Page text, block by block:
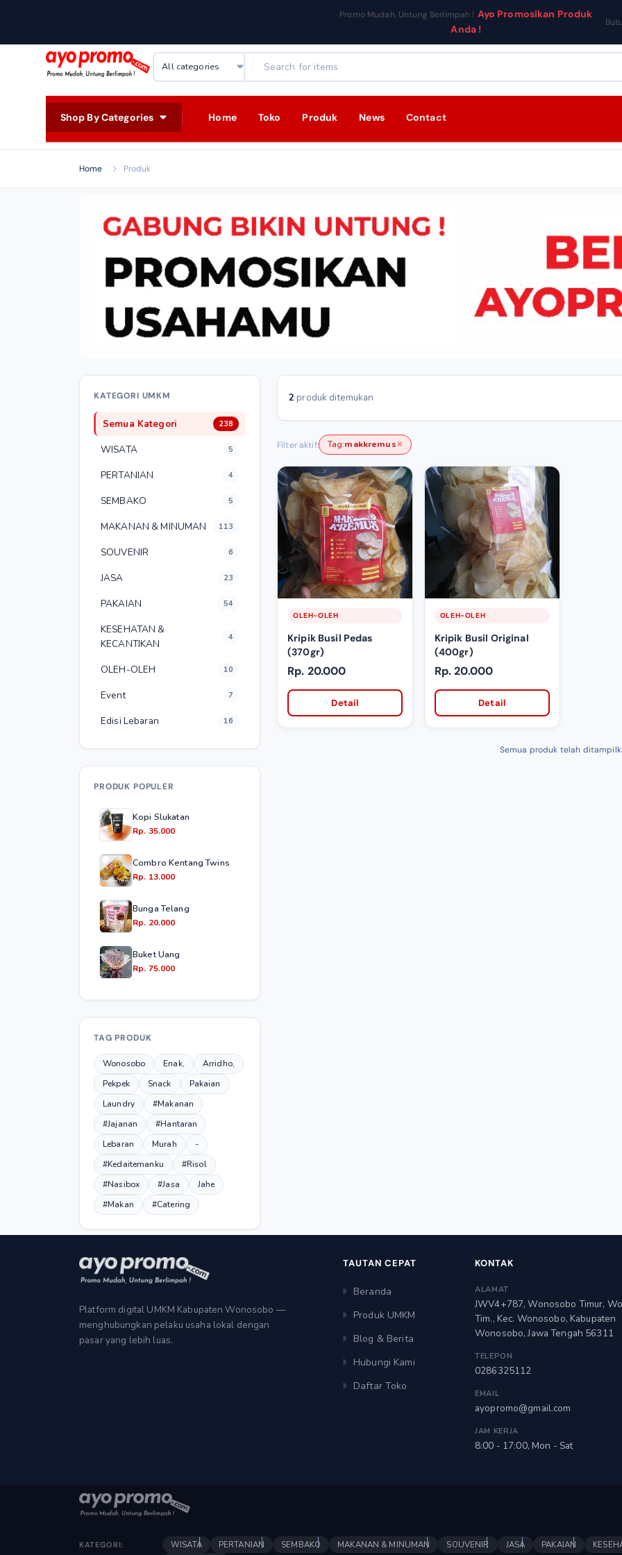
Promo Mudah, Untung Berlimpah ! Ayo Promosikan Produk
Anda !
Shop By Categories Home Toko Produk News Contact
Home Produk
2 produk ditemukan
Filter aktif: Tag:makkremus✕
OLEH-OLEH
Kripik Busil Pedas
(370gr)
Rp. 20.000
Detail
OLEH-OLEH
Kripik Busil Original
(400gr)
Rp. 20.000
Detail
Semua produk telah
KATEGORI UMKM
Semua Kategori 238
WISATA 5
PERTANIAN 4
SEMBAKO 5
MAKANAN & MINUMAN 113
SOUVENIR 6
JASA 23
PAKAIAN 54
KESEHATAN &
KECANTIKAN
4
OLEH-OLEH 10
Event 7
Edisi Lebaran 16
PRODUK POPULER
Kopi Slukatan
Rp. 35.000
Combro Kentang Twins
Rp. 13.000
Bunga Telang
Rp. 20.000
Buket Uang
Rp. 75.000
TAG PRODUK
Wonosobo Enak,
Arridho,
Pekpek
Snack
Pakaian
Laundry
#Makanan
#Jajanan
#Hantaran
Lebaran
Murah
-
#Kedaitemanku
#Risol
#Nasibox
#Jasa
Jahe
#Makan
#Catering
Platform digital UMKM Kabupaten Wonosobo —
menghubungkan pelaku usaha lokal dengan
pasar yang lebih luas.
TAUTAN CEPAT
Beranda
Produk UMKM
Blog & Berita
Hubungi Kami
Daftar Toko
KONTAK
ALAMAT
JWV4+787, Wonosobo Timur,
Tim., Kec. Wonosobo, Kabupaten
Wonosobo, Jawa Tengah 56311
TELEPON
0286325112
EMAIL
ayopromo@gmail.com
JAM KERJA
8:00 - 17:00, Mon - Sat
KATEGORI: WISATA PERTANIAN SEMBAKO MAKANAN & MINUMAN SOUVENIR JASA PAKAIAN